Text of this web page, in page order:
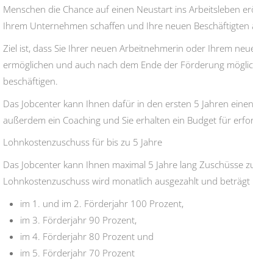
Menschen die Chance auf einen Neustart ins Arbeitsleben
Ihrem Unternehmen schaffen und Ihre neuen Beschäftigten
Ziel ist, dass Sie Ihrer neuen Arbeitnehmerin oder Ihrem
ermöglichen und auch nach dem Ende der Förderung
beschäftigen.
Das Jobcenter kann Ihnen dafür in den ersten 5 Jahren
außerdem ein Coaching und Sie erhalten ein Budget für
Lohnkostenzuschuss für bis zu 5 Jahre
Das Jobcenter kann Ihnen maximal 5 Jahre lang Zuschüsse
Lohnkostenzuschuss wird monatlich ausgezahlt und beträgt
im 1. und im 2. Förderjahr 100 Prozent,
im 3. Förderjahr 90 Prozent,
im 4. Förderjahr 80 Prozent und
im 5. Förderjahr 70 Prozent